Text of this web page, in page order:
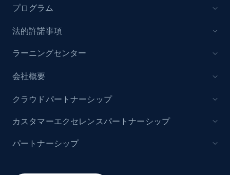
keyword
price, Currency, Stock, and more.
プログラム
法的許諾事項
ラーニングセンター
会社概要
クラウドパートナーシップ
カスタマーエクセレンスパートナーシップ
パートナーシップ